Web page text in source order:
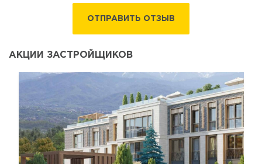
ОТПРАВИТЬ ОТЗЫВ
АКЦИИ ЗАСТРОЙЩИКОВ